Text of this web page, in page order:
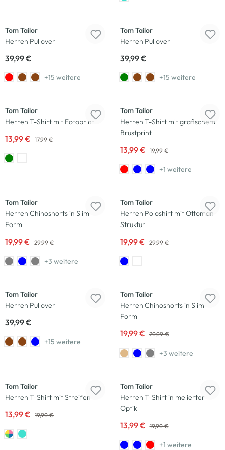
Tom Tailor
Herren Pullover
39,99 €
+15 weitere
Tom Tailor
Herren Pullover
39,99 €
+15 weitere
Tom Tailor
Herren T-Shirt mit Fotoprint
13,99 € 17,99 €
Tom Tailor
Herren T-Shirt mit grafischem
Brustprint
13,99 € 19,99 €
+1 weitere
Tom Tailor
Herren Chinoshorts in Slim
Form
19,99 € 29,99 €
+3 weitere
Tom Tailor
Herren Poloshirt mit Ottoman-
Struktur
19,99 € 29,99 €
Tom Tailor
Herren Pullover
39,99 €
+15 weitere
Tom Tailor
Herren Chinoshorts in Slim
Form
19,99 € 29,99 €
+3 weitere
Tom Tailor
Herren T-Shirt mit Streifen
13,99 € 19,99 €
Tom Tailor
Herren T-Shirt in melierter
Optik
13,99 € 19,99 €
+1 weitere